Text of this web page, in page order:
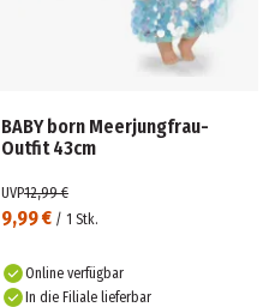
BABY born Meerjungfrau-
Outfit 43cm
9,99 € / 1 Stk.
UVP12,99 €
Online verfügbar
In die Filiale lieferbar